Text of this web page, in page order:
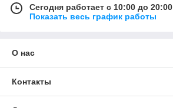
Сегодня работает с 10:00 до 20:00
Показать весь график работы
О нас
Контакты